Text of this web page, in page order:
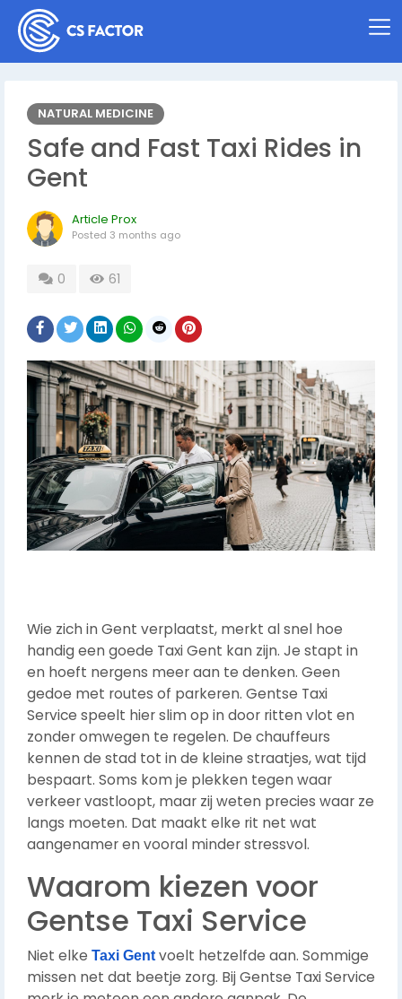
NATURAL MEDICINE
Safe and Fast Taxi Rides in
Gent
Article Prox
Posted 3 months ago
0 61
Wie zich in Gent verplaatst, merkt al snel hoe
handig een goede Taxi Gent kan zijn. Je stapt in
en hoeft nergens meer aan te denken. Geen
gedoe met routes of parkeren. Gentse Taxi
Service speelt hier slim op in door ritten vlot en
zonder omwegen te regelen. De chauffeurs
kennen de stad tot in de kleine straatjes, wat tijd
bespaart. Soms kom je plekken tegen waar
verkeer vastloopt, maar zij weten precies waar ze
langs moeten. Dat maakt elke rit net wat
aangenamer en vooral minder stressvol.
Waarom kiezen voor
Gentse Taxi Service
Niet elke Taxi Gentvoelt hetzelfde aan. Sommige
missen net dat beetje zorg. Bij Gentse Taxi Service